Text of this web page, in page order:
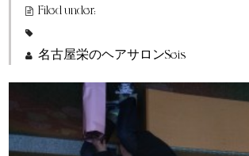
Filed under:
名古屋栄のヘアサロンSeis